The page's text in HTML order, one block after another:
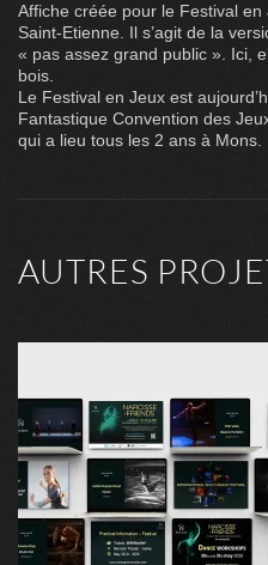
Affiche créée pour le Festival
Saint-Etienne. Il s’agit de la
« pas assez grand public ». Ici,
bois.
Le Festival en Jeux est
Fantastique Convention des
qui a lieu tous les 2 ans à Mons.
AUTRES